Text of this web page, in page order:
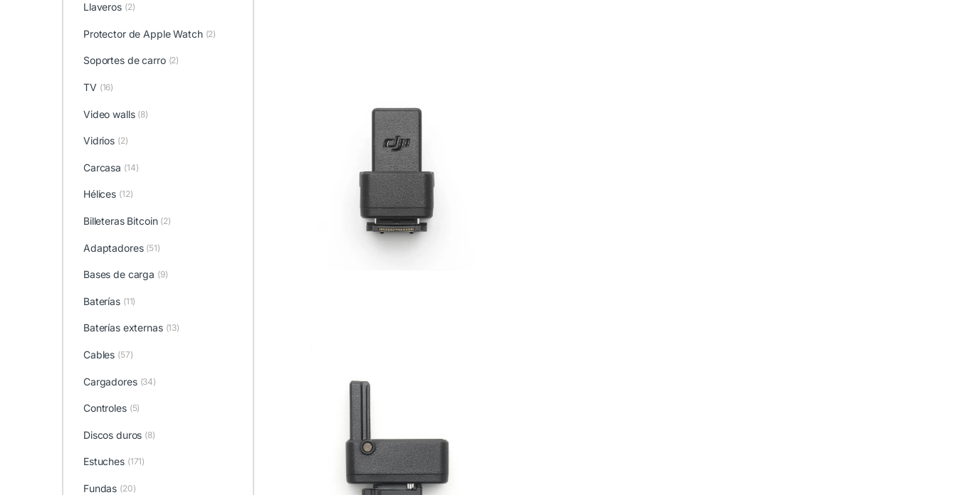
Llaveros (2)
Protector de Apple Watch (2)
Soportes de carro (2)
TV (16)
Video walls (8)
Vidrios (2)
Carcasa (14)
Hélices (12)
Billeteras Bitcoin (2)
Adaptadores (51)
Bases de carga (9)
Baterías (11)
Baterías externas (13)
Cables (57)
Cargadores (34)
Controles (5)
Discos duros (8)
Estuches (171)
Fundas (20)